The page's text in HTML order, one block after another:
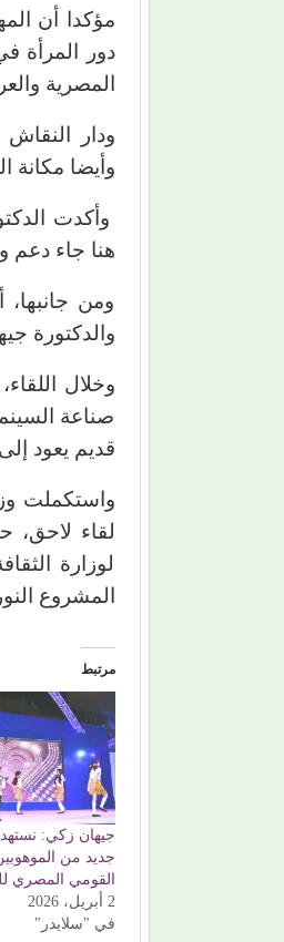
مؤكدا أن
دور المرأة
المصرية
ودار
وأيضا مكانة
وأكدت
هنا جاء دعم
ومن جانبها،
والدكتورة
وخلال
صناعة
قديم يعود إلى 20 عامًا، لكنه واجه تعثرًا في تنفيذه.
واستكملت
لوزارة
المشروع
مرتبط
جيهان زكي:
جديد من
القومي المصري
2 أبريل، 2026
في "سلايدر"